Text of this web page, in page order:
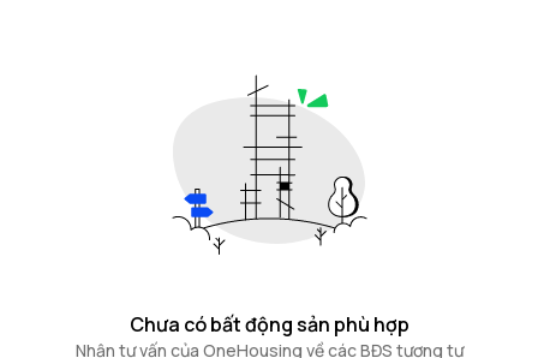
Chưa có bất động sản phù hợp
Nhận tư vấn của OneHousing về các BĐS tương tự